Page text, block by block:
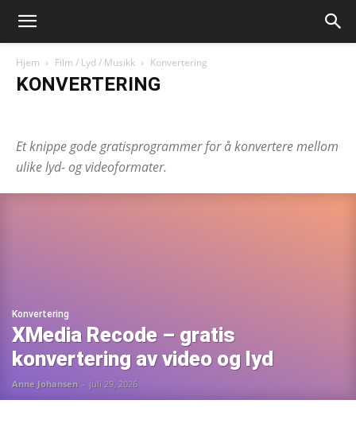
Hjem Film / Lyd / Musikk Konvertering
KONVERTERING
Et knippe gode gratisprogrammer for å konvertere mellom
ulike lyd- og videoformater.
Konvertering
XMedia Recode – gratis
konvertering av video og lyd
Anne Johansen - juli 29, 2026